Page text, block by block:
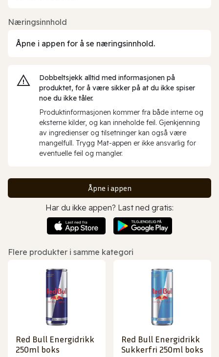
Næringsinnhold
Åpne i appen for å se næringsinnhold.
Dobbeltsjekk alltid med informasjonen på
produktet, for å være sikker på at du ikke spiser
noe du ikke tåler.
Produktinformasjonen kommer fra både interne og
eksterne kilder, og kan inneholde feil. Gjenkjenning
av ingredienser og tilsetninger kan også være
mangelfull. Trygg Mat-appen er ikke ansvarlig for
eventuelle feil og mangler.
Åpne i appen
Har du ikke appen? Last ned gratis:
Flere produkter i samme kategori
Red Bull Energidrikk
250ml boks
Red Bull Energidrikk
Sukkerfri 250ml boks